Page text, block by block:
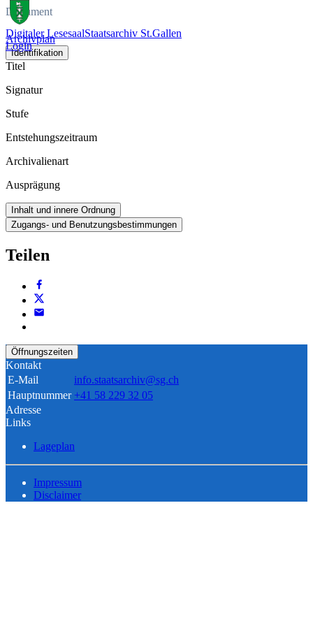
Digitaler LesesaalStaatsarchiv St.Gallen
Login
Dokument
Archivplan
Identifikation
Titel
Signatur
Stufe
Entstehungszeitraum
Archivalienart
Ausprägung
Inhalt und innere Ordnung
Zugangs- und Benutzungsbestimmungen
Teilen
Öffnungszeiten
Kontakt
E-Mail
info.staatsarchiv@sg.ch
Hauptnummer +41 58 229 32 05
Adresse
Links
Lageplan
Impressum
Disclaimer